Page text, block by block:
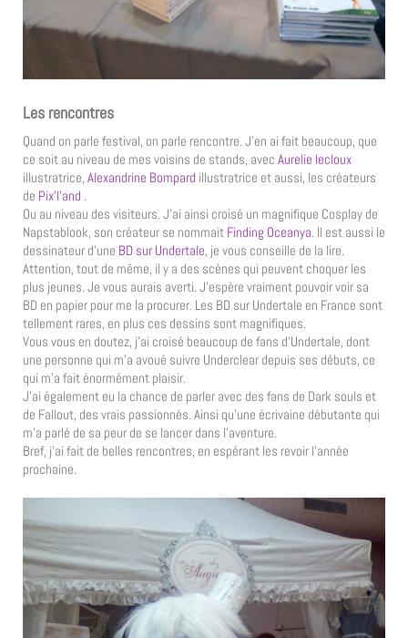
Les rencontres
Quand on parle festival, on parle rencontre. J’en ai fait beaucoup, que
ce soit au niveau de mes voisins de stands, avec Aurelie lecloux
illustratrice, Alexandrine Bompard illustratrice et aussi, les créateurs
de Pix’l’and
Ou au niveau des visiteurs. J’ai ainsi croisé un magnifique Cosplay de
Napstablook, son créateur se nommait Finding Oceanya . Il est aussi le
dessinateur d’une BD sur Undertale , je vous conseille de la lire.
Attention, tout de même, il y a des scènes qui peuvent choquer les
plus jeunes. Je vous aurais averti. J’espère vraiment pouvoir voir sa
BD en papier pour me la procurer. Les BD sur Undertale en France sont
tellement rares, en plus ces dessins sont magnifiques.
Vous vous en doutez, j’ai croisé beaucoup de fans d’Undertale, dont
une personne qui m’a avoué suivre Underclear depuis ses débuts, ce
qui m’a fait énormément plaisir.
J’ai également eu la chance de parler avec des fans de Dark souls et
de Fallout, des vrais passionnés. Ainsi qu’une écrivaine débutante qui
m’a parlé de sa peur de se lancer dans l’aventure.
Bref, j’ai fait de belles rencontres, en espérant les revoir l’année
prochaine.